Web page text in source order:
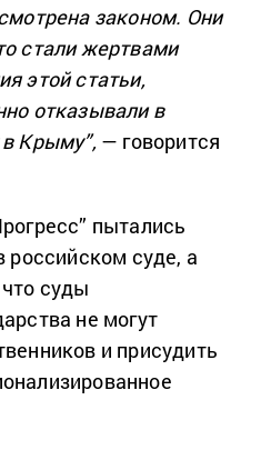
законом. Они
стали жертвами
этой статьи,
отказывали в
Крыму”,— говорится
пытались
российском суде, а
суды
не могут
и присудить